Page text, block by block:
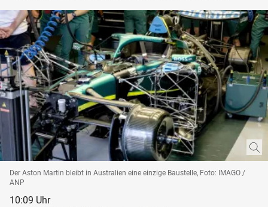
Der Aston Martin bleibt in Australien eine einzige Baustelle, Foto: IMAGO /
ANP
10:09 Uhr